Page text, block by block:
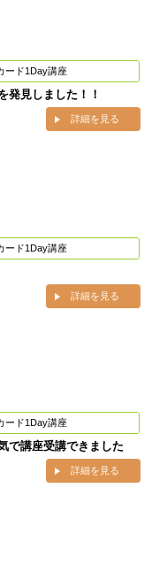
ード1Day講座
発見しました！！
詳細を見る
ード1Day講座
詳細を見る
ード1Day講座
で講座受講できました
詳細を見る